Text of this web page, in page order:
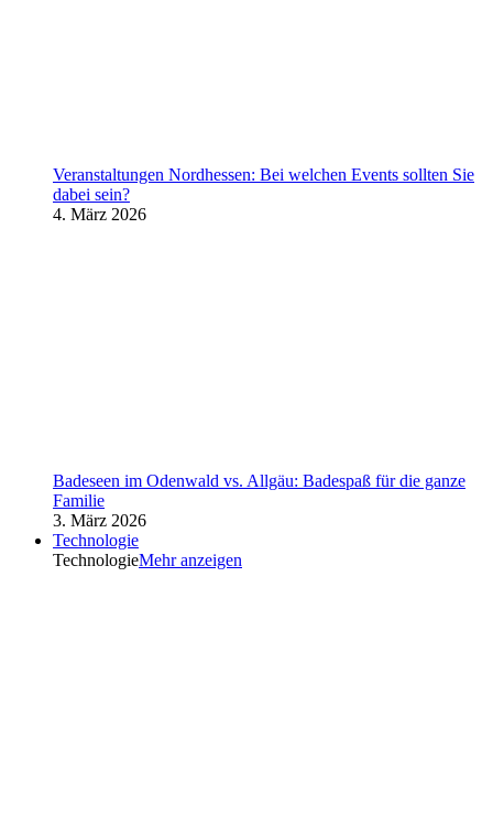
Veranstaltungen Nordhessen: Bei welchen Events sollten Sie
dabei sein?
4. März 2026
Badeseen im Odenwald vs. Allgäu: Badespaß für die ganze
Familie
3. März 2026
Technologie
TechnologieMehr anzeigen